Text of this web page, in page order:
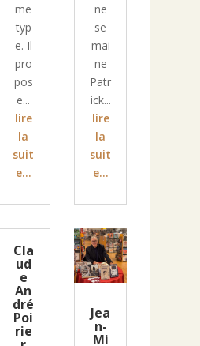
me
typ
e. Il
pro
pos
e...
lire
la
suit
e...
ne
se
mai
ne
Patr
ick...
lire
la
suit
e...
Cla
ud
e
An
dré
Poi
rie
Jea
n-
Mi